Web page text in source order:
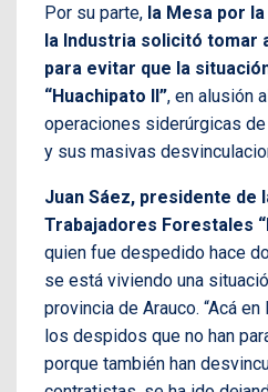
Por su parte, la Mesa por
la Industria solicitó tomar
para evitar que la
“Huachipato II”, en alusión
operaciones siderúrgicas de
y sus masivas
Juan Sáez, presidente de
Trabajadores Forestales
quien fue despedido hace
se está viviendo una
provincia de Arauco. “Acá
los despidos que no han
porque también han